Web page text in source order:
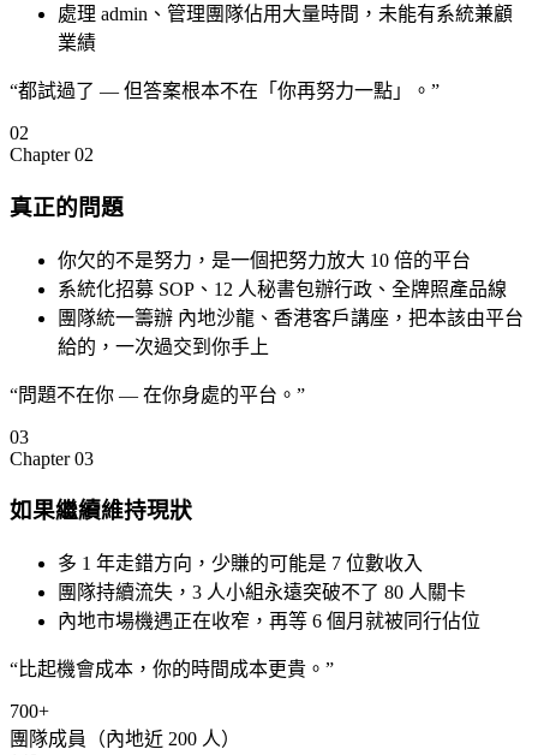
+ 中
人首年達標壓力過大，
面 ↺
+ 兩年最高 160 萬業
真正成長空間。
處理 admin、管理團隊佔用大量時間，未能有系統兼顧
業績
“都試過了 — 但答案根本不在「你再努力一點」。 ”
02
Chapter02
真正的問題
你欠的不是努力，是一個把努力放大 10 倍的平台
系統化招募 SOP、12 人秘書包辦行政、全牌照產品線
團隊統一籌辦 內地沙龍、香港客戶講座，把本該由平台
給的，一次過交到你手上
“問題不在你 — 在你身處的平台。 ”
03
Chapter03
如果繼續維持現狀
多 1 年走錯方向，少賺的可能是 7 位數收入
團隊持續流失，3 人小組永遠突破不了 80 人關卡
內地市場機遇正在收窄，再等 6 個月就被同行佔位
“比起機會成本，你的時間成本更貴。 ”
700+
團隊成員（內地近 200 人）